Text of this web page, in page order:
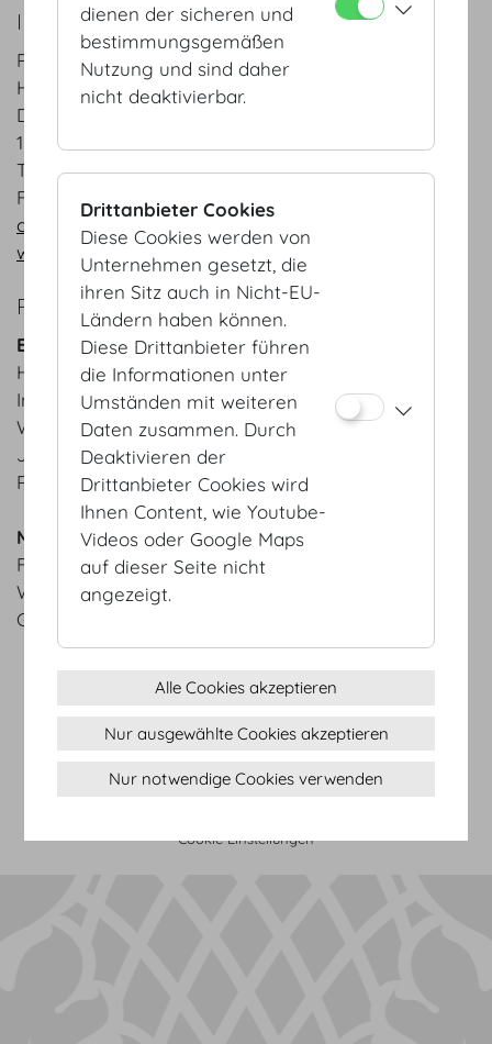
IHR ANSPRECHPARTNER:
Plantical GmbH
Herr Dr. Christoph Calice
Donaufelderstr. 121a
1210 Wien
T +43 1 7283540
F +43 1 728354040
office@plantical.at
www.plantical.at
REFERENZEN
Bälle
HOFBURG Silvesterball, Ball der Offiziere,
Immobilienball, Ball der BOKU, Gala der Wiener
Wirtschaft, IAEA Gala, OSCE Gala, Zuckerbäckerball,
Juristenball, Philharmonikerball, Techniker Cercle,
Rosenball, Altschottenball, Fete Imperial, Opernball
Messen
Ferienmesse, Autoshow, ECR, La Donna, Gewinn,
Wohnen & Interieur, Futura Salzburg, SMART Linz,
Gründermesse Graz, ITnT
Datenschutz
Sitemap
Cookie Einstellungen
dienen der sicheren und
bestimmungsgemäßen
Nutzung und sind daher
nicht deaktivierbar.
Drittanbieter Cookies
Diese Cookies werden von
Unternehmen gesetzt, die
ihren Sitz auch in Nicht-EU-
Ländern haben können.
Diese Drittanbieter führen
die Informationen unter
Umständen mit weiteren
Daten zusammen. Durch
Deaktivieren der
Drittanbieter Cookies wird
Ihnen Content, wie Youtube-
Videos oder Google Maps
auf dieser Seite nicht
angezeigt.
Alle Cookies akzeptieren
Nur ausgewählte Cookies akzeptieren
Nur notwendige Cookies verwenden